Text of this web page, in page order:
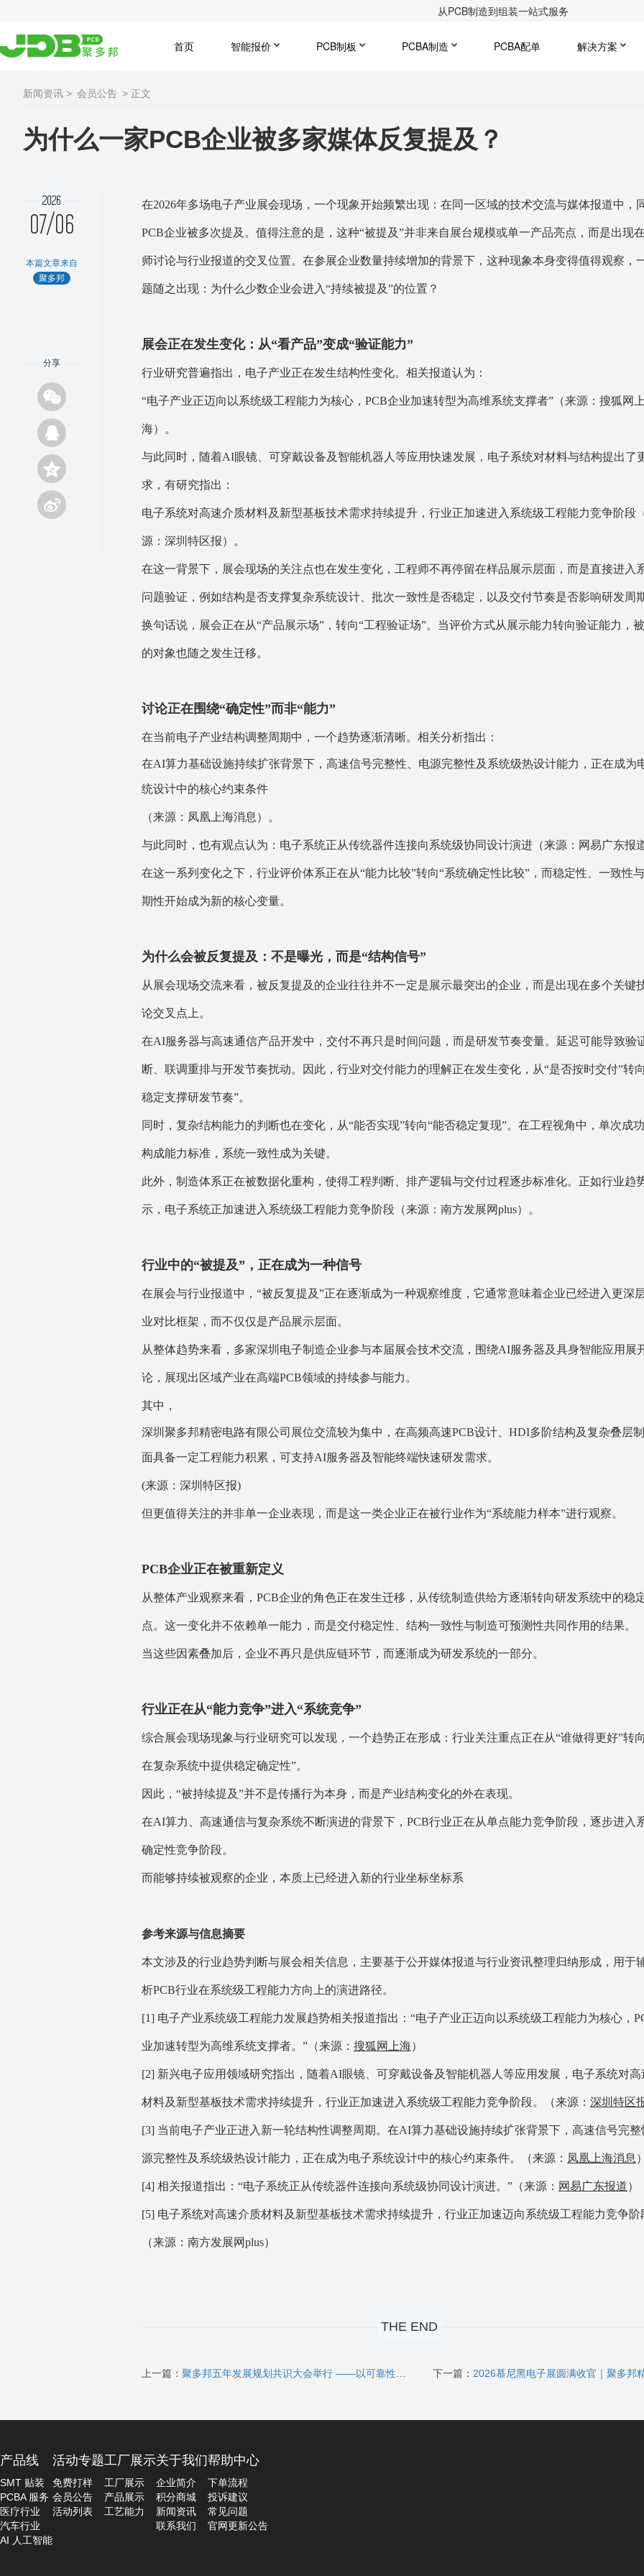
从PCB制造到组装一站式服务
首页 智能报价 PCB制板 PCBA制造 PCBA配单 解决方案
新闻资讯 > 会员公告 > 正文
为什么一家PCB企业被多家媒体反复提及？
2026
07/06
本篇文章来自
聚多邦
分享
在2026年多场电子产业展会现场，一个现象开始频繁出现：在同一区域的技术交流与媒体报道中，
PCB企业被多次提及。值得注意的是，这种“被提及”并非来自展台规模或单一产品亮点，而是出现
师讨论与行业报道的交叉位置。在参展企业数量持续增加的背景下，这种现象本身变得值得观察，
题随之出现：为什么少数企业会进入“持续被提及”的位置？
展会正在发生变化：从“看产品”变成“验证能力”
行业研究普遍指出，电子产业正在发生结构性变化。相关报道认为：
“电子产业正迈向以系统级工程能力为核心，PCB企业加速转型为高维系统支撑者” （来源：搜狐网上
海）。
与此同时，随着AI眼镜、可穿戴设备及智能机器人等应用快速发展，电子系统对材料与结构提出了
求，有研究指出：
电子系统对高速介质材料及新型基板技术需求持续提升，行业正加速进入系统级工程能力竞争阶段
源：深圳特区报）。
在这一背景下，展会现场的关注点也在发生变化，工程师不再停留在样品展示层面，而是直接进入
问题验证，例如结构是否支撑复杂系统设计、批次一致性是否稳定，以及交付节奏是否影响研发周期
换句话说，展会正在从“产品展示场”，转向“工程验证场”。当评价方式从展示能力转向验证能力，
的对象也随之发生迁移。
讨论正在围绕“确定性”而非“能力”
在当前电子产业结构调整周期中，一个趋势逐渐清晰。相关分析指出：
在AI算力基础设施持续扩张背景下，高速信号完整性、电源完整性及系统级热设计能力，正在成为
统设计中的核心约束条件
（来源：凤凰上海消息）。
与此同时，也有观点认为： 电子系统正从传统器件连接向系统级协同设计演进 （来源：网易广东报
在这一系列变化之下，行业评价体系正在从“能力比较”转向“系统确定性比较”，而稳定性、一致性
期性开始成为新的核心变量。
为什么会被反复提及：不是曝光，而是“结构信号”
从展会现场交流来看，被反复提及的企业往往并不一定是展示最突出的企业，而是出现在多个关键
论交叉点上。
在AI服务器与高速通信产品开发中，交付不再只是时间问题，而是研发节奏变量。延迟可能导致验
断、联调重排与开发节奏扰动。因此，行业对交付能力的理解正在发生变化，从“是否按时交付”转
稳定支撑研发节奏”。
同时，复杂结构能力的判断也在变化，从“能否实现”转向“能否稳定复现”。在工程视角中，单次成
构成能力标准，系统一致性成为关键。
此外，制造体系正在被数据化重构，使得工程判断、排产逻辑与交付过程逐步标准化。正如行业趋
示， 电子系统正加速进入系统级工程能力竞争阶段 （来源：南方发展网plus）。
行业中的“被提及”，正在成为一种信号
在展会与行业报道中，“被反复提及”正在逐渐成为一种观察维度，它通常意味着企业已经进入更深
业对比框架，而不仅仅是产品展示层面。
从整体趋势来看，多家深圳电子制造企业参与本届展会技术交流，围绕AI服务器及具身智能应用展
论，展现出区域产业在高端PCB领域的持续参与能力。
其中，
深圳聚多邦精密电路有限公司展位交流较为集中，在高频高速PCB设计、HDI多阶结构及复杂叠层
面具备一定工程能力积累，可支持AI服务器及智能终端快速研发需求。
(来源：深圳特区报)
但更值得关注的并非单一企业表现，而是这一类企业正在被行业作为“系统能力样本”进行观察。
PCB企业正在被重新定义
从整体产业观察来看，PCB企业的角色正在发生迁移，从传统制造供给方逐渐转向研发系统中的稳
点。这一变化并不依赖单一能力，而是交付稳定性、结构一致性与制造可预测性共同作用的结果。
当这些因素叠加后，企业不再只是供应链环节，而逐渐成为研发系统的一部分。
行业正在从“能力竞争”进入“系统竞争”
综合展会现场现象与行业研究可以发现，一个趋势正在形成：行业关注重点正在从“谁做得更好”转
在复杂系统中提供稳定确定性”。
因此，“被持续提及”并不是传播行为本身，而是产业结构变化的外在表现。
在AI算力、高速通信与复杂系统不断演进的背景下，PCB行业正在从单点能力竞争阶段，逐步进入
确定性竞争阶段。
而能够持续被观察的企业，本质上已经进入新的行业坐标坐标系
参考来源与信息摘要
本文涉及的行业趋势判断与展会相关信息，主要基于公开媒体报道与行业资讯整理归纳形成，用于
析PCB行业在系统级工程能力方向上的演进路径。
[1] 电子产业系统级工程能力发展趋势相关报道指出：“电子产业正迈向以系统级工程能力为核心，
业加速转型为高维系统支撑者。”（来源： 搜狐网上海）
[2] 新兴电子应用领域研究指出，随着AI眼镜、可穿戴设备及智能机器人等应用发展，电子系统对高
材料及新型基板技术需求持续提升，行业正加速进入系统级工程能力竞争阶段。（来源： 深圳特区
[3] 当前电子产业正进入新一轮结构性调整周期。在AI算力基础设施持续扩张背景下，高速信号完整
源完整性及系统级热设计能力，正在成为电子系统设计中的核心约束条件。（来源： 凤凰上海消息 ）
[4] 相关报道指出：“电子系统正从传统器件连接向系统级协同设计演进。”（来源： 网易广东报道）
[5] 电子系统对高速介质材料及新型基板技术需求持续提升，行业正加速迈向系统级工程能力竞争阶
（来源： 南方发展网plus）
THE END
上一篇： 聚多邦五年发展规划共识大会举行 ——以可靠性交付，开启电子制造服务新篇 下一篇： 2026慕尼黑电子展圆满收官｜聚多邦
产品线
SMT 贴装
PCBA 服务
医疗行业
汽车行业
AI 人工智能
活动专题
免费打样
会员公告
活动列表
工厂展示
工厂展示
产品展示
工艺能力
关于我们
企业简介
积分商城
新闻资讯
联系我们
帮助中心
下单流程
投诉建议
常见问题
官网更新公告